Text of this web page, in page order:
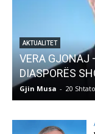
AKTUALITET
VERA GJONAJ
DIASPORËS
Gjin Musa - 20